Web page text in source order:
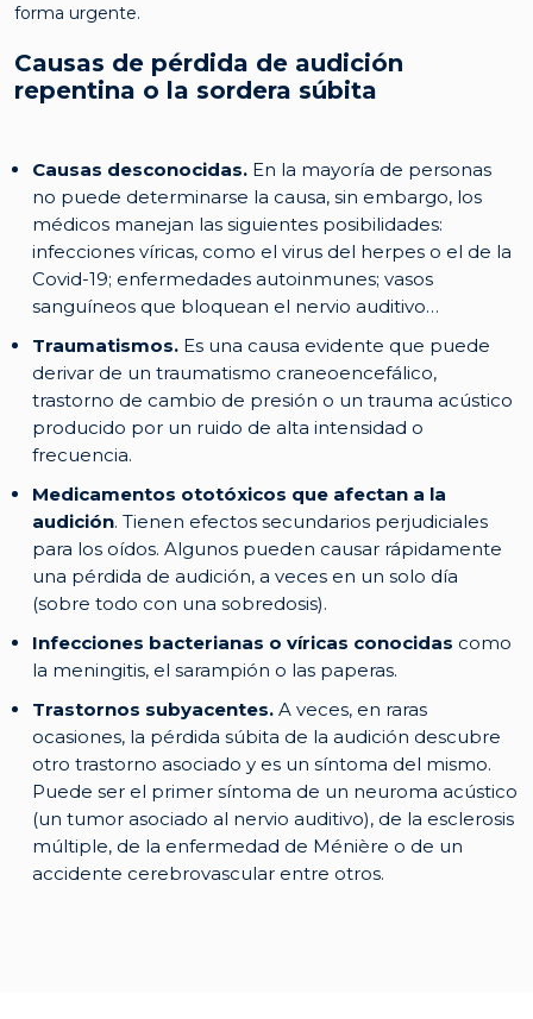
forma urgente.
Causas de pérdida de audición
repentina o la sordera súbita
Causas desconocidas. En la mayoría de personas
no puede determinarse la causa, sin embargo, los
médicos manejan las siguientes posibilidades:
infecciones víricas, como el virus del herpes o el de la
Covid-19; enfermedades autoinmunes; vasos
sanguíneos que bloquean el nervio auditivo…
Traumatismos. Es una causa evidente que puede
derivar de un traumatismo craneoencefálico,
trastorno de cambio de presión o un trauma acústico
producido por un ruido de alta intensidad o
frecuencia.
Medicamentos ototóxicos que afectan a la
audición. Tienen efectos secundarios perjudiciales
para los oídos. Algunos pueden causar rápidamente
una pérdida de audición, a veces en un solo día
(sobre todo con una sobredosis).
Infecciones bacterianas o víricas conocidas como
la meningitis, el sarampión o las paperas.
Trastornos subyacentes. A veces, en raras
ocasiones, la pérdida súbita de la audición descubre
otro trastorno asociado y es un síntoma del mismo.
Puede ser el primer síntoma de un neuroma acústico
(un tumor asociado al nervio auditivo), de la esclerosis
múltiple, de la enfermedad de Ménière o de un
accidente cerebrovascular entre otros.